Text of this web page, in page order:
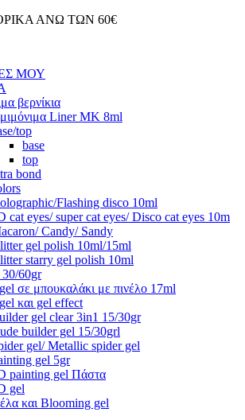
ΑΝΩ ΤΩΝ 60€
ΜΟΥ
βερνίκια
Liner ΜΚ 8ml
top
base
top
bond
Flashing disco 10ml
cat eyes/ super cat eyes/ Disco cat eyes 10m
Candy/ Sandy
gel polish 10ml/15ml
starry gel polish 10ml
60gr
σε μπουκαλάκι με πινέλο 17ml
και gel effect
gel clear 3in1 15/30gr
builder gel 15/30grl
gel/ Metallic spider gel
gel 5gr
painting gel Πάστα
gel
και Blooming gel